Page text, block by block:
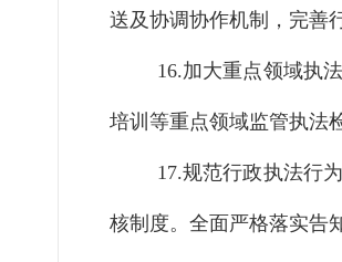
送及协调协作机制，完善
16.加大重点领域执法
培训等重点领域监管执法
17.规范行政执法行为
核制度。全面严格落实告